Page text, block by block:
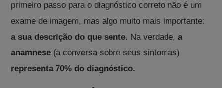
primeiro passo para o diagnóstico correto não é um
exame de imagem, mas algo muito mais importante:
a sua descrição do que sente. Na verdade, a
anamnese (a conversa sobre seus sintomas)
representa 70% do diagnóstico.